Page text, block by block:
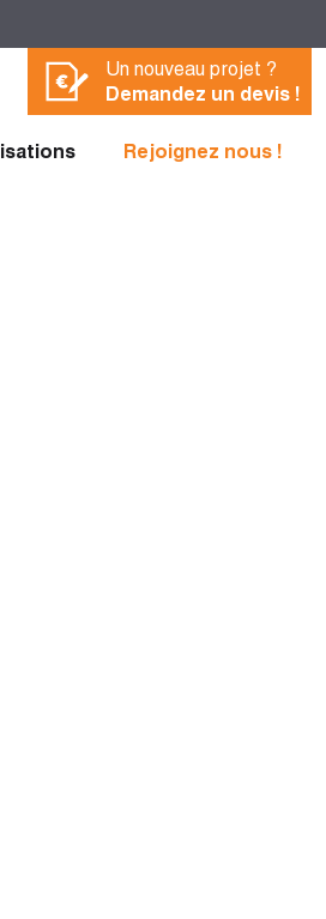
Un nouveau projet ?
Demandez un devis !
Rejoignez nous !